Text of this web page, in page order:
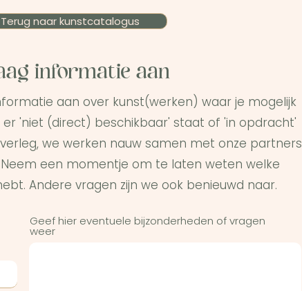
Terug naar kunstcatalogus
informatie aan
aan over kunst(werken) waar je mogelijk
'niet (direct) beschikbaar' staat of 'in opdracht'
we werken nauw samen met onze partners
Neem een momentje om te laten weten welke
Andere vragen zijn we ook benieuwd naar.
Geef hier eventuele bijzonderheden of vragen
weer